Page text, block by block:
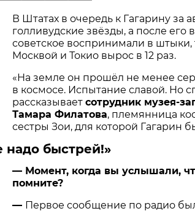
В Штатах в очередь к Гагарину за
голливудские звёзды, а после его
советское воспринимали в
Москвой и Токио вырос в 12 раз.
«На земле он прошёл не менее
в космосе. Испытание славой. Но
рассказывает сотрудник музея-
Тамара Филатова, племянница
сестры Зои, для которой Гагарин
надо быстрей!»
— Момент, когда вы услышали,
помните?
— Первое сообщение по радио